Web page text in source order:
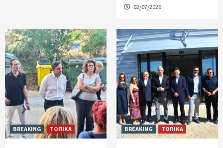
02/07/2026
BREAKING ΤΟΠΙΚΑ BREAKING ΤΟΠΙΚΑ